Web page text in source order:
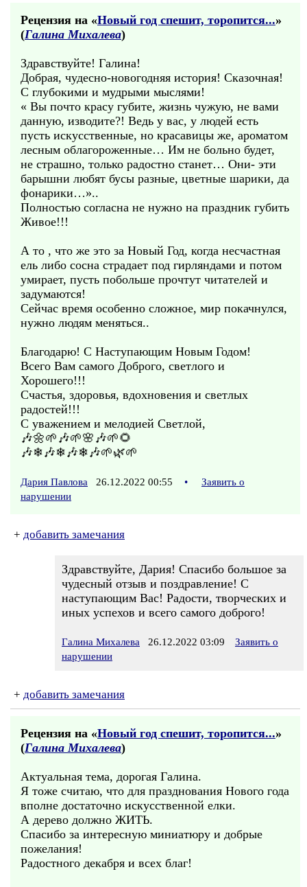
Рецензия на «Новый год спешит, торопится...»
(Галина Михалева)
Здравствуйте! Галина!
Добрая, чудесно-новогодняя история! Сказочная!
С глубокими и мудрыми мыслями!
« Вы почто красу губите, жизнь чужую, не вами
данную, изводите?! Ведь у вас, у людей есть
пусть искусственные, но красавицы же, ароматом
лесным облагороженные… Им не больно будет,
не страшно, только радостно станет… Они- эти
барышни любят бусы разные, цветные шарики, да
фонарики…»..
Полностью согласна не нужно на праздник губить
Живое!!!
А то , что же это за Новый Год, когда несчастная
ель либо сосна страдает под гирляндами и потом
умирает, пусть побольше прочтут читателей и
задумаются!
Сейчас время особенно сложное, мир покачнулся,
нужно людям меняться..
Благодарю! С Наступающим Новым Годом!
Всего Вам самого Доброго, светлого и
Хорошего!!!
Счастья, здоровья, вдохновения и светлых
радостей!!!
С уважением и мелодией Светлой,
🎶🌼🌱🎶🌱🌸🎶🌱🌻
🎶❄🎶❄🎶❄🎶🌱🌿🌱
Дария Павлова 26.12.2022 00:55 •
Заявить о
нарушении
+ добавить замечания
Здравствуйте, Дария! Спасибо большое за
чудесный отзыв и поздравление! С
наступающим Вас! Радости, творческих и
иных успехов и всего самого доброго!
Галина Михалева 26.12.2022 03:09
Заявить о
нарушении
+ добавить замечания
Рецензия на «Новый год спешит, торопится...»
(Галина Михалева)
Актуальная тема, дорогая Галина.
Я тоже считаю, что для празднования Нового года
вполне достаточно искусственной елки.
А дерево должно ЖИТЬ.
Спасибо за интересную миниатюру и добрые
пожелания!
Радостного декабря и всех благ!